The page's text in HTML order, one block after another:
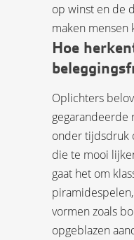
op winst en de
maken mensen
Hoe
Oplichters
gegarandeerde
onder tijdsdruk
die te mooi
gaat het om
vormen zoals
opgeblazen